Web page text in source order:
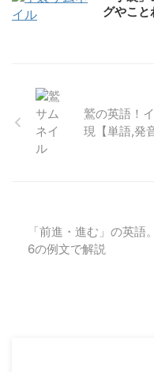
グやこと
鷲の英語！
現【単語,発
「前進・進む」の英語
6の例文で解説